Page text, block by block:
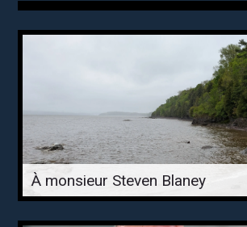
À monsieur Steven Blaney